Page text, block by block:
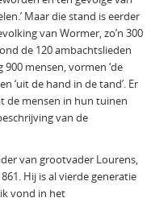
Maar die stand is eerder
van Wormer, zo’n 300
de 120 ambachtslieden
mensen, vormen ‘de
‘uit de hand in de tand’. Er
de mensen in hun tuinen
van de
van grootvader Lourens,
Hij is al vierde generatie
ik vond in het